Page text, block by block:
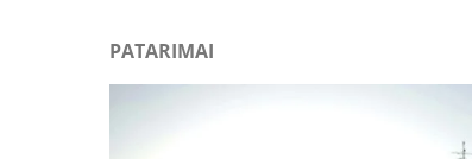
PATARIMAI